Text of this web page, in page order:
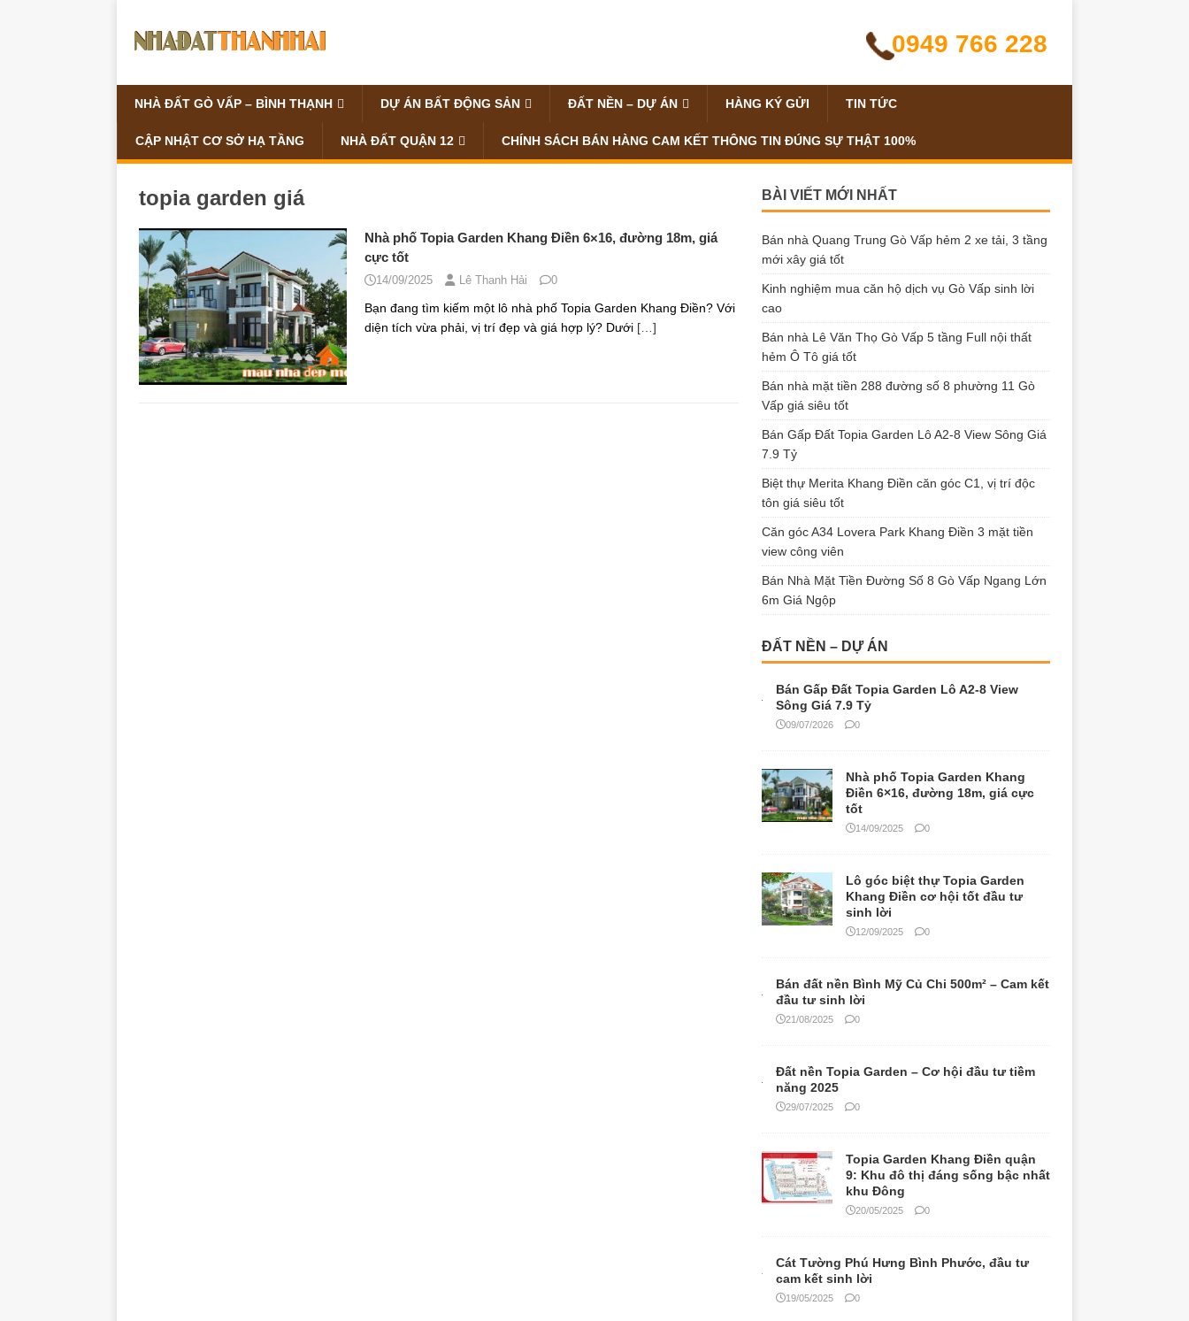
0949 766 228
NHÀ ĐẤT GÒ VẤP – BÌNH THẠNH DỰ ÁN BẤT ĐỘNG SẢN ĐẤT NỀN – DỰ ÁN HÀNG KÝ GỬI TIN TỨC
CẬP NHẬT CƠ SỞ HẠ TẦNG NHÀ ĐẤT QUẬN 12 CHÍNH SÁCH BÁN HÀNG CAM KẾT THÔNG TIN ĐÚNG SỰ THẬT 100%
topia garden giá
Nhà phố Topia Garden Khang Điền 6×16, đường 18m, giá
cực tốt
14/09/2025 Lê Thanh Hải 0
Bạn đang tìm kiếm một lô nhà phố Topia Garden Khang Điền? Với
diện tích vừa phải, vị trí đẹp và giá hợp lý? Dưới […]
BÀI VIẾT MỚI NHẤT
Bán nhà Quang Trung Gò Vấp hẻm 2 xe tải, 3 tầng
mới xây giá tốt
Kinh nghiệm mua căn hộ dịch vụ Gò Vấp sinh lời
cao
Bán nhà Lê Văn Thọ Gò Vấp 5 tầng Full nội thất
hẻm Ô Tô giá tốt
Bán nhà mặt tiền 288 đường số 8 phường 11 Gò
Vấp giá siêu tốt
Bán Gấp Đất Topia Garden Lô A2-8 View Sông Giá
7.9 Tỷ
Biệt thự Merita Khang Điền căn góc C1, vị trí độc
tôn giá siêu tốt
Căn góc A34 Lovera Park Khang Điền 3 mặt tiền
view công viên
Bán Nhà Mặt Tiền Đường Số 8 Gò Vấp Ngang Lớn
6m Giá Ngộp
ĐẤT NỀN – DỰ ÁN
Bán Gấp Đất Topia Garden Lô A2-8 View
Sông Giá 7.9 Tỷ
09/07/2026 0
Nhà phố Topia Garden Khang
Điền 6×16, đường 18m, giá cực
tốt
14/09/2025 0
Lô góc biệt thự Topia Garden
Khang Điền cơ hội tốt đầu tư
sinh lời
12/09/2025 0
Bán đất nền Bình Mỹ Củ Chi 500m² – Cam kết
đầu tư sinh lời
21/08/2025 0
Đất nền Topia Garden – Cơ hội đầu tư tiềm
năng 2025
29/07/2025 0
Topia Garden Khang Điền quận
9: Khu đô thị đáng sống bậc nhất
khu Đông
20/05/2025 0
Cát Tường Phú Hưng Bình Phước, đầu tư
cam kết sinh lời
19/05/2025 0